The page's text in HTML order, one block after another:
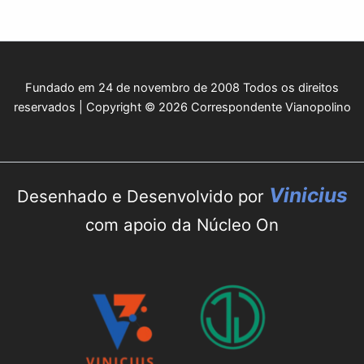
Fundado em 24 de novembro de 2008 Todos os direitos
reservados | Copyright © 2026 Correspondente Vianopolino
Desenhado e Desenvolvido por Vinicius
com apoio da Núcleo On